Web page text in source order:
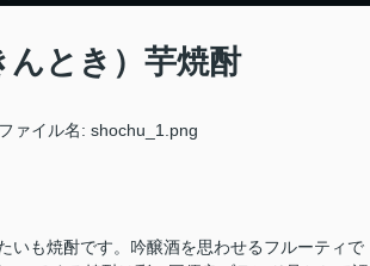
とき）芋焼酎
いも焼酎です。吟醸酒を思わせるフルーティで